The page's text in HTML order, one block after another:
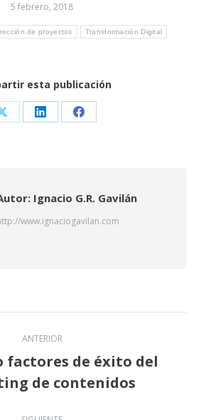
5 febrero, 2018
de proyectos Transformación Digital
esta publicación
Share Share Share
Ignacio G.R. Gavilán
www.ignaciogavilan.com
ANTERIOR
Publicación
anterior:
factores de éxito del
de contenidos